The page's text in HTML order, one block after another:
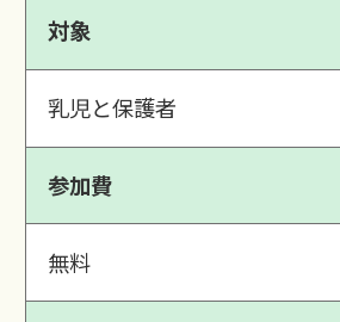
対象
乳児と保護者
参加費
無料